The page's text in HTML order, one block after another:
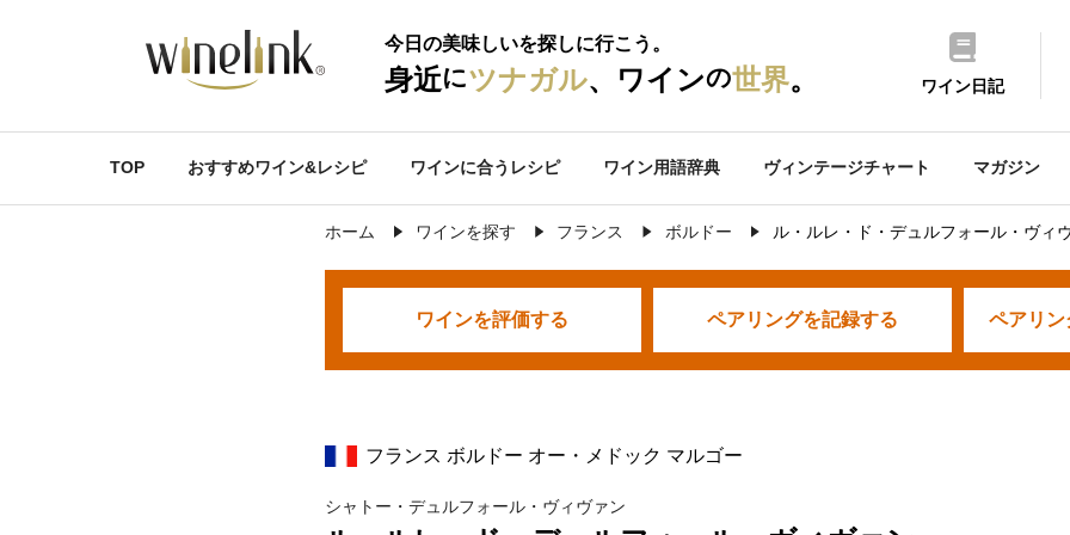
今日の美味しいを探しに行こう。
身近にツナガル、ワインの世界。 ワイン日記
TOP おすすめワイン&レシピ ワインに合うレシピ ワイン用語辞典 ヴィンテージチャート マガジン
ホーム ワインを探す フランス ボルドー ル・ルレ・ド・デュルフォール・ヴィ
ワインを評価する ペアリングを記録する ペアリン
フランス ボルドー オー・メドック マルゴー
シャトー・デュルフォール・ヴィヴァン